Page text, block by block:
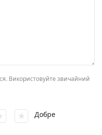
Використовуйте звичайний
Добре